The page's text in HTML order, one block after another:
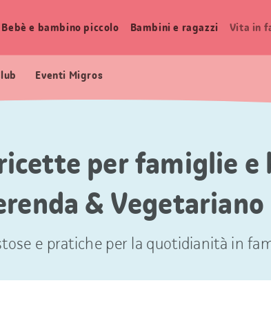
Bebè e bambino piccolo Bambini e ragazzi Vita in
Eventi Migros
per famiglie e
& Vegetariano
e pratiche per la quotidianità in